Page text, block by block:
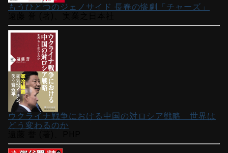
もうひとつのジェノサイド 長春の惨劇「チャーズ」
ウクライナ戦争における中国の対ロシア戦略 世界は
どう変わるのか